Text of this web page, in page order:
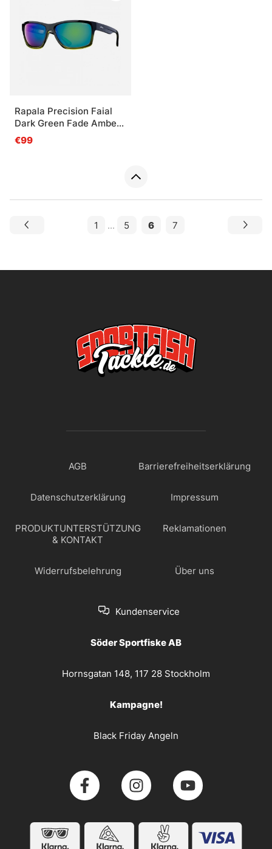
Rapala Precision Faial
Dark Green Fade Amber
Green Mirror
€99
1 ... 5 6 7
AGB Barrierefreiheitserklärung
Datenschutzerklärung Impressum
PRODUKTUNTERSTÜTZUNG
& KONTAKT
Reklamationen
Widerrufsbelehrung Über uns
Kundenservice
Söder Sportfiske AB
Hornsgatan 148, 117 28 Stockholm
Kampagne!
Black Friday Angeln